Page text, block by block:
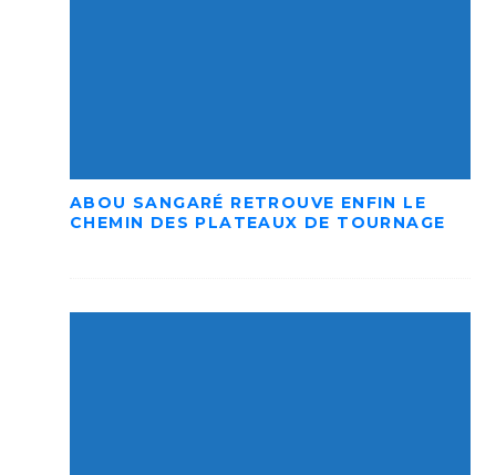
ABOU SANGARÉ RETROUVE ENFIN LE
CHEMIN DES PLATEAUX DE TOURNAGE